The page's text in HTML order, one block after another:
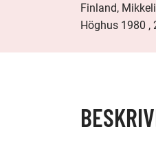
Finland,
Höghus 1980 ,